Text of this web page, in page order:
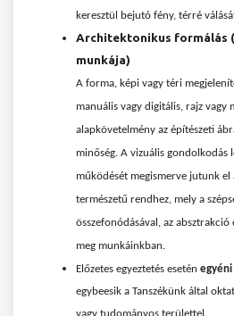
keresztül bejutó fény, térré
Architektonikus formálás
munkája)
A forma, képi vagy téri
manuális vagy digitális, rajz vagy
alapkövetelmény az építészeti
minőség. A vizuális gondolkodás
működését megismerve jutunk el
természetű rendhez, mely a
összefonódásával, az
meg munkáinkban.
Előzetes egyeztetés esetén
egybeesik a Tanszékünk által